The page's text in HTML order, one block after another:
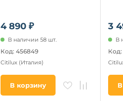
4 890 ₽
В наличии 58 шт.
Код: 456849
Citilux (Италия)
В корзину
3
В
Код: